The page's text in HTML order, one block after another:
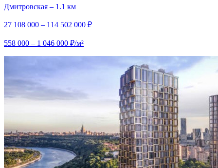
Дмитровская – 1.1 км
27 108 000 – 114 502 000 ₽
558 000 – 1 046 000 ₽/м²